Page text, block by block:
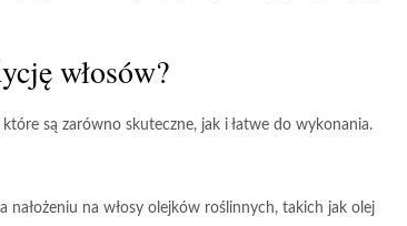
włosów?
są zarówno skuteczne, jak i łatwe do wykonania.
na włosy olejków roślinnych, takich jak olej